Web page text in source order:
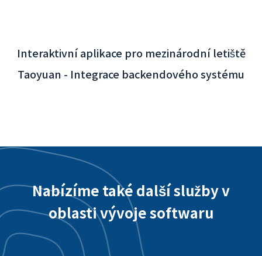
Interaktivní aplikace pro mezinárodní letiště
Taoyuan - Integrace backendového systému
Nabízíme také další služby v
oblasti vývoje softwaru